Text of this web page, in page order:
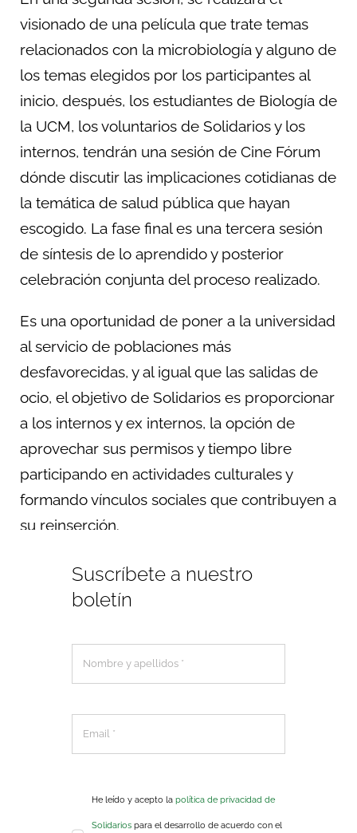
visionado de una película que trate temas
relacionados con la microbiología y alguno de
los temas elegidos por los participantes al
inicio, después, los estudiantes de Biología de
la UCM, los voluntarios de Solidarios y los
internos, tendrán una sesión de Cine Fórum
dónde discutir las implicaciones cotidianas de
la temática de salud pública que hayan
escogido. La fase final es una tercera sesión
de síntesis de lo aprendido y posterior
celebración conjunta del proceso realizado.
Es una oportunidad de poner a la universidad
al servicio de poblaciones más
desfavorecidas, y al igual que las salidas de
ocio, el objetivo de Solidarios es proporcionar
a los internos y ex internos, la opción de
aprovechar sus permisos y tiempo libre
participando en actividades culturales y
formando vínculos sociales que contribuyen a
su reinserción.
Suscríbete a nuestro
boletín
He leído y acepto lapolítica de privacidad de
Solidarios para el desarrollo de acuerdo con el